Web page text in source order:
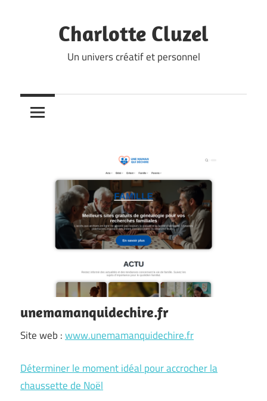
Charlotte Cluzel
Un univers créatif et personnel
unemamanquidechire.fr
Site web :www.unemamanquidechire.fr
Déterminer le moment idéal pour accrocher la
chaussette de Noël